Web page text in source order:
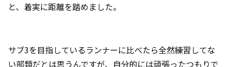
と、着実に距離を踏めました。
サブ3を目指しているランナーに比べたら全然練習してな
い部類だとは思うんですが、自分的には頑張ったつもりで